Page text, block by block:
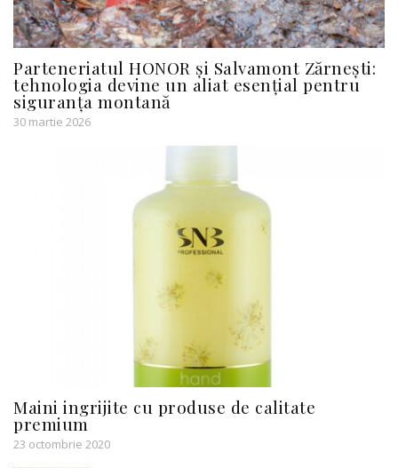
Parteneriatul HONOR și Salvamont Zărnești:
tehnologia devine un aliat esențial pentru
siguranța montană
30 martie 2026
Maini ingrijite cu produse de calitate
premium
23 octombrie 2020